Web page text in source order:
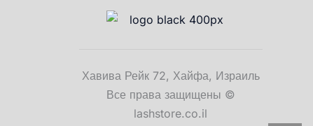
Хавива Рейк 72, Хайфа, Израиль
Все права защищены ©
lashstore.co.il